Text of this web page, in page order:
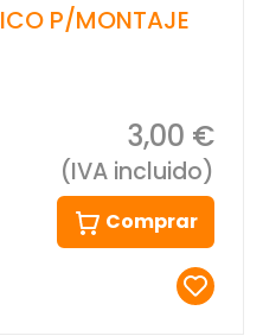
P/MONTAJE
3,00 €
(IVA incluido)
Comprar